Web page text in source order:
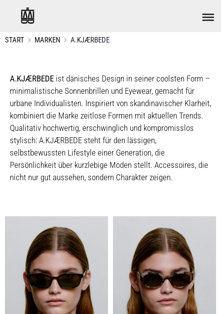
START MARKEN A.KJÆRBEDE
A.KJÆRBEDE ist dänisches Design in seiner coolsten Form –
minimalistische Sonnenbrillen und Eyewear, gemacht für
urbane Individualisten. Inspiriert von skandinavischer Klarheit,
kombiniert die Marke zeitlose Formen mit aktuellen Trends.
Qualitativ hochwertig, erschwinglich und kompromisslos
stylisch: A.KJÆRBEDE steht für den lässigen,
selbstbewussten Lifestyle einer Generation, die
Persönlichkeit über kurzlebige Moden stellt. Accessoires, die
nicht nur gut aussehen, sondern Charakter zeigen.